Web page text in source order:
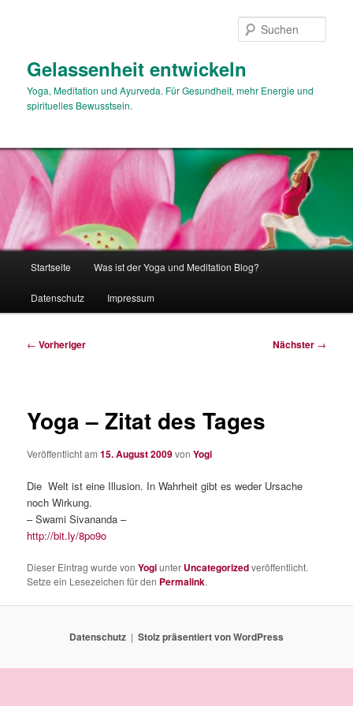
Gelassenheit entwickeln
Yoga, Meditation und Ayurveda. Für Gesundheit, mehr Energie und
spirituelles Bewusstsein.
Startseite Was ist der Yoga und Meditation Blog?
Datenschutz Impressum
Beitragsnavigation
← Vorheriger Nächster →
Yoga – Zitat des Tages
Veröffentlicht am15. August 2009vonYogi
Die Welt ist eine Illusion. In Wahrheit gibt es weder Ursache
noch Wirkung.
– Swami Sivananda –
http://bit.ly/8po9o
Dieser Eintrag wurde vonYogiunter Uncategorizedveröffentlicht.
Setze ein Lesezeichen für den Permalink.
Datenschutz Stolz präsentiert von WordPress